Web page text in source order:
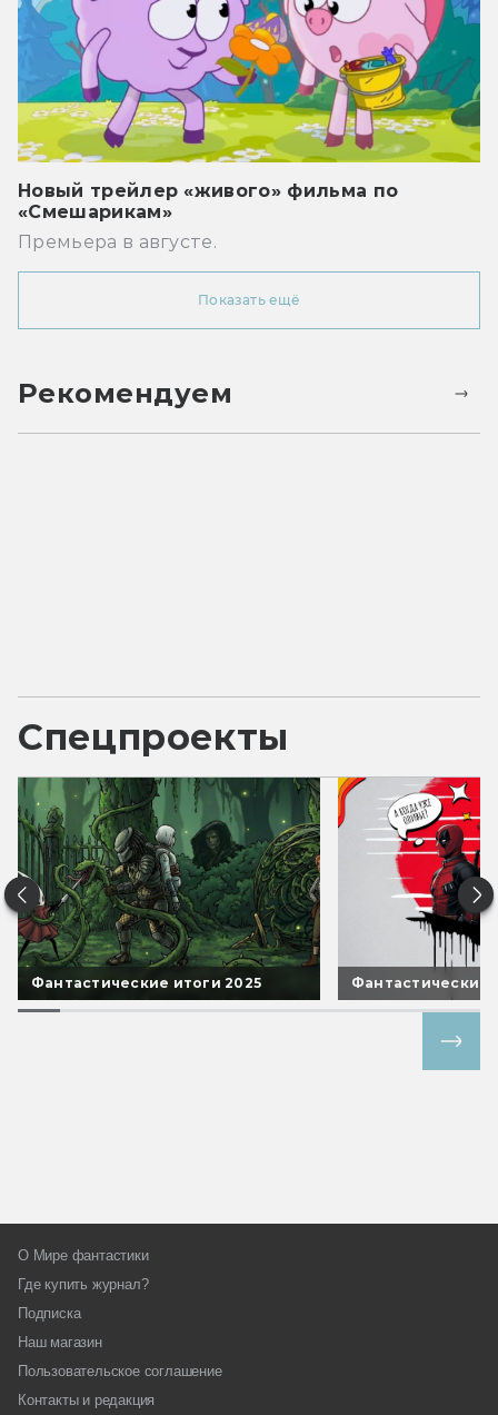
Новый трейлер «живого» фильма по
«Смешарикам»
Премьера в августе.
Показать ещё
Рекомендуем
Спецпроекты
Фантастические итоги 2025 Фантастические
О Мире фантастики
Где купить журнал?
Подписка
Наш магазин
Пользовательское соглашение
Контакты и редакция